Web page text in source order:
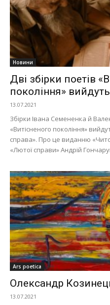
Новини
Дві збірки поетів
покоління»
13.07.2021
Збірки Івана Семененка й
«Витісненого покоління»
справа». Про це виданню
«Лютої справи» Андрій
Ars poetica
Олександр
13.07.2021